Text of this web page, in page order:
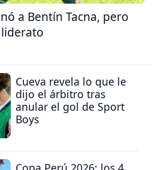
a Bentín Tacna, pero
Cueva revela lo que le
dijo el árbitro tras
anular el gol de Sport
Boys